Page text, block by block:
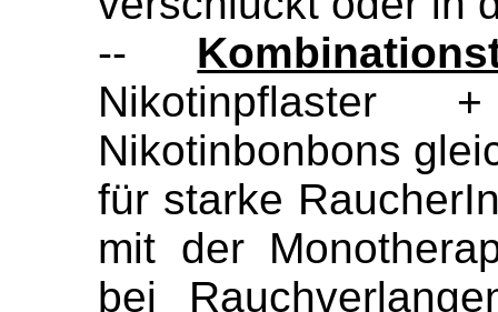
--
Nikotinpflaster
Nikotinbonbons
für starke
mit der
bei